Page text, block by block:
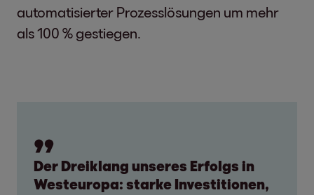
automatisierter Prozesslösungen um mehr
als 100 % gestiegen.
Der Dreiklang unseres Erfolgs in
Westeuropa: starke Investitionen,